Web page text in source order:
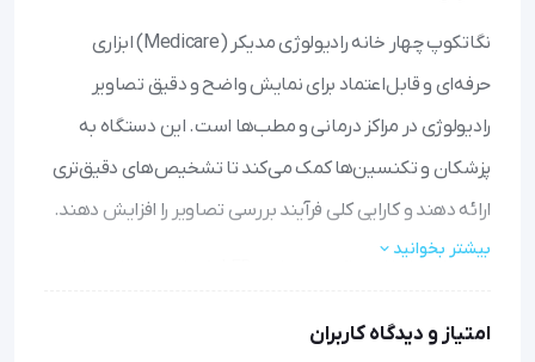
نگاتکوپ چهار خانه رادیولوژی مدیکر (Medicare) ابزاری
حرفه‌ای و قابل‌اعتماد برای نمایش واضح و دقیق تصاویر
رادیولوژی در مراکز درمانی و مطب‌ها است. این دستگاه به
پزشکان و تکنسین‌ها کمک می‌کند تا تشخیص‌های دقیق‌تری
ارائه دهند و کارایی کلی فرآیند بررسی تصاویر را افزایش دهند.
محیط‌های پرنور.
بیشتر بخوانید
امتیاز و دیدگاه کاربران